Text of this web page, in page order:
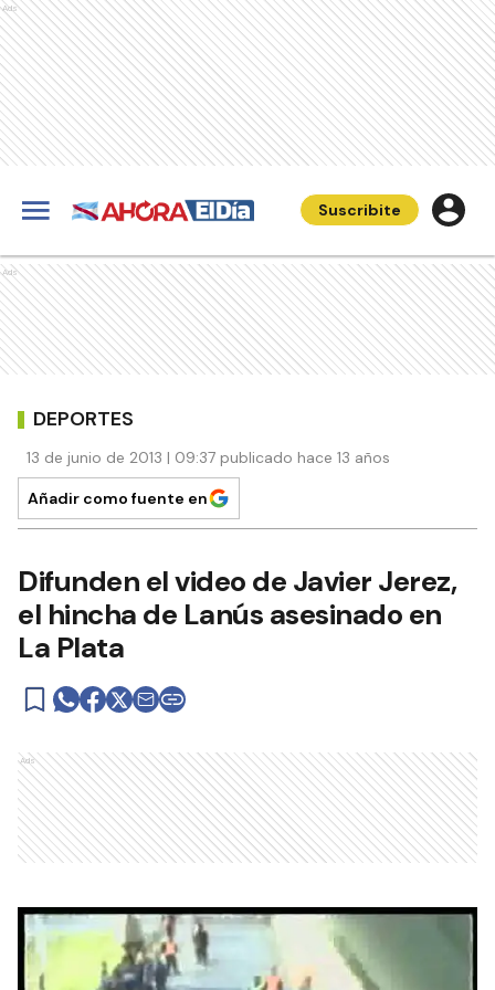
Ads
Suscribite
Ads
DEPORTES
13 de junio de 2013 | 09:37 publicado hace 13 años
Añadir como fuente en
Difunden el video de Javier Jerez,
el hincha de Lanús asesinado en
La Plata
Ads